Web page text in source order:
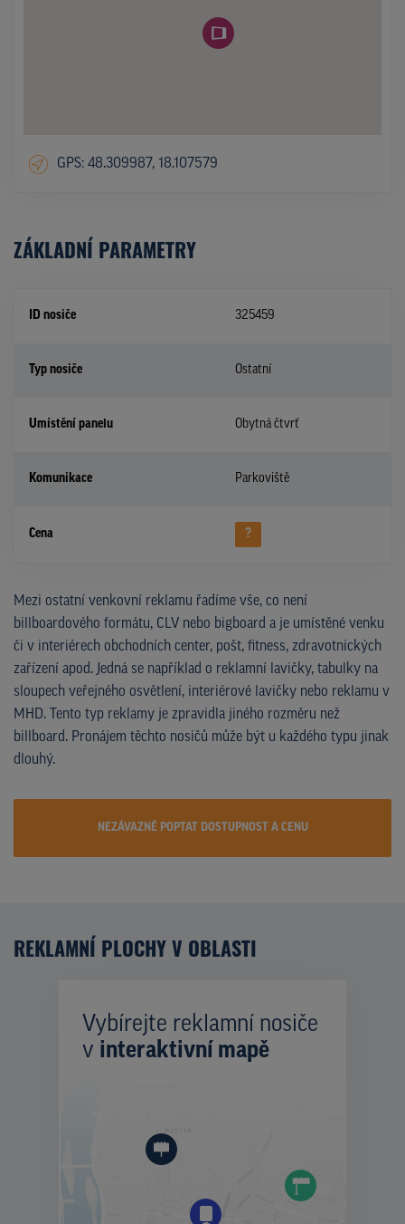
GPS: 48.309987, 18.107579
ZÁKLADNÍ PARAMETRY
ID nosiče 325459
Typ nosiče Ostatní
Umístění panelu Obytná čtvrť
Komunikace Parkoviště
Cena ?
Mezi ostatní venkovní reklamu řadíme vše, co není
billboardového formátu, CLV nebo bigboard a je umístěné venku
či v interiérech obchodních center, pošt, fitness, zdravotnických
zařízení apod. Jedná se například o reklamní lavičky, tabulky na
sloupech veřejného osvětlení, interiérové lavičky nebo reklamu v
MHD. Tento typ reklamy je zpravidla jiného rozměru než
billboard. Pronájem těchto nosičů může být u každého typu jinak
dlouhý.
NEZÁVAZNĚ POPTAT DOSTUPNOST A CENU
REKLAMNÍ PLOCHY V OBLASTI
Vybírejte reklamní nosiče
v interaktivní mapě